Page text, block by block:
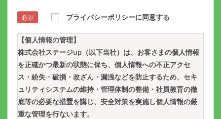
必須 プライバシーポリシーに同意する
【個人情報の管理】
株式会社ステージup（以下当社）は、お客さまの個人情報
を正確かつ最新の状態に保ち、個人情報への不正アクセ
ス・紛失・破損・改ざん・漏洩などを防止するため、セキ
ュリティシステムの維持・管理体制の整備・社員教育の徹
底等の必要な措置を講じ、安全対策を実施し個人情報の厳
重な管理を行ないます。